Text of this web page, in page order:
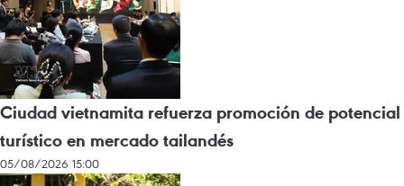
Ciudad vietnamita refuerza promoción de potencial
turístico en mercado tailandés
05/08/2026 15:00